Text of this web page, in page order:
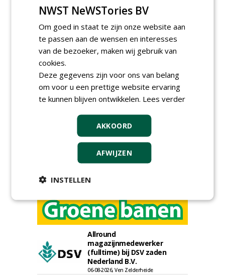
Meld je aan voor onze digitale
nieuwsbrief.
Allround
magazijnmedewerker
(fulltime) bij DSV zaden
Nederland B.V.
06-08-2026, Ven Zelderheide
NWST NeWSTories BV
Om goed in staat te zijn onze website aan
te passen aan de wensen en interesses
van de bezoeker, maken wij gebruik van
cookies.
Deze gegevens zijn voor ons van belang
om voor u een prettige website ervaring
te kunnen blijven ontwikkelen. Lees verder
AKKOORD
AFWIJZEN
INSTELLEN